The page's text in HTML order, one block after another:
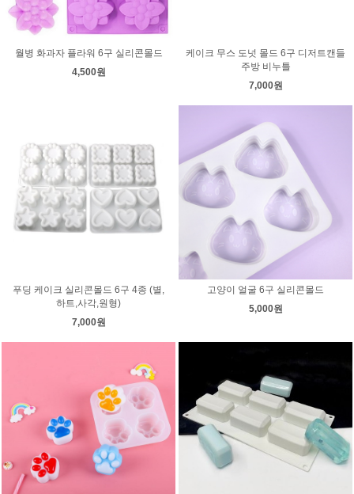
월병 화과자 플라워 6구 실리콘몰드
4,500원
케이크 무스 도넛 몰드 6구 디저트캔들
주방 비누틀
7,000원
푸딩 케이크 실리콘몰드 6구 4종 (별,
하트,사각,원형)
7,000원
고양이 얼굴 6구 실리콘몰드
5,000원